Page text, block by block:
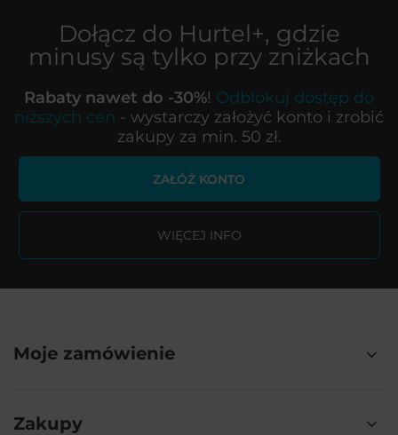
Dołącz do Hurtel+, gdzie
minusy są tylko przy zniżkach
Rabaty nawet do -30%! Odblokuj dostęp do
niższych cen - wystarczy założyć konto i zrobić
zakupy za min. 50 zł.
ZAŁÓŻ KONTO
WIĘCEJ INFO
Moje zamówienie
Zakupy